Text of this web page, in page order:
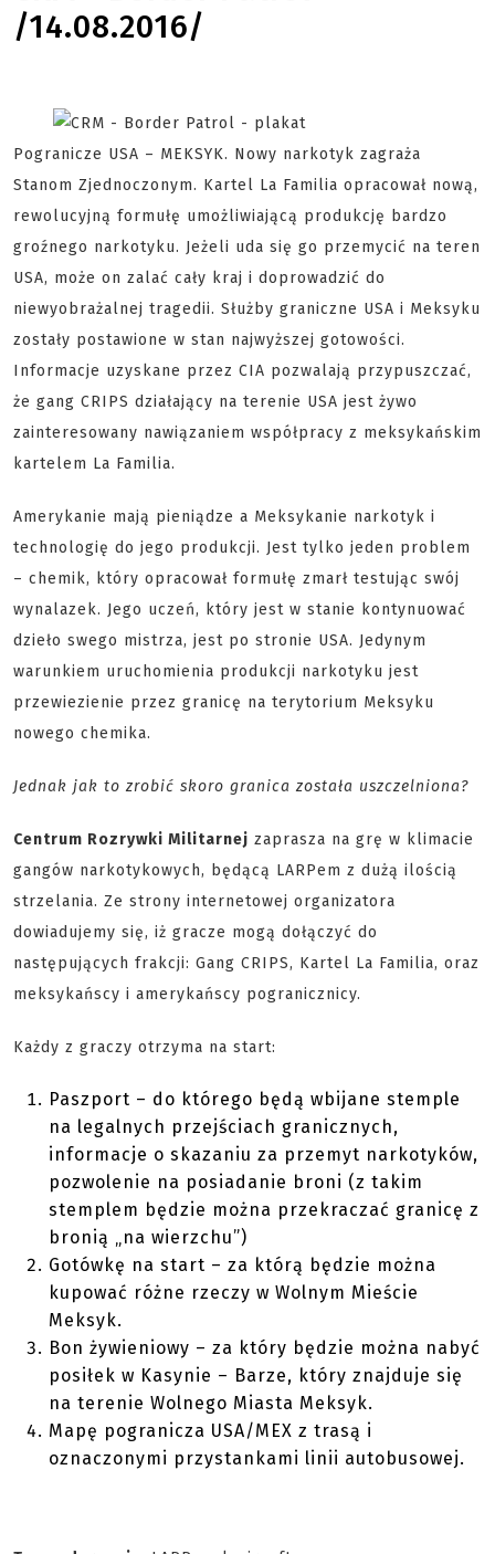
/14.08.2016/
Pogranicze USA – MEKSYK. Nowy narkotyk zagraża
Stanom Zjednoczonym. Kartel La Familia opracował nową,
rewolucyjną formułę umożliwiającą produkcję bardzo
groźnego narkotyku. Jeżeli uda się go przemycić na teren
USA, może on zalać cały kraj i doprowadzić do
niewyobrażalnej tragedii. Służby graniczne USA i Meksyku
zostały postawione w stan najwyższej gotowości.
Informacje uzyskane przez CIA pozwalają przypuszczać,
że gang CRIPS działający na terenie USA jest żywo
zainteresowany nawiązaniem współpracy z meksykańskim
kartelem La Familia.
Amerykanie mają pieniądze a Meksykanie narkotyk i
technologię do jego produkcji. Jest tylko jeden problem
– chemik, który opracował formułę zmarł testując swój
wynalazek. Jego uczeń, który jest w stanie kontynuować
dzieło swego mistrza, jest po stronie USA. Jedynym
warunkiem uruchomienia produkcji narkotyku jest
przewiezienie przez granicę na terytorium Meksyku
nowego chemika.
Jednak jak to zrobić skoro granica została uszczelniona?
Centrum Rozrywki Militarnej zaprasza na grę w klimacie
gangów narkotykowych, będącą LARPem z dużą ilością
strzelania. Ze strony internetowej organizatora
dowiadujemy się, iż gracze mogą dołączyć do
następujących frakcji: Gang CRIPS, Kartel La Familia, oraz
meksykańscy i amerykańscy pogranicznicy.
Każdy z graczy otrzyma na start:
Paszport – do którego będą wbijane stemple
na legalnych przejściach granicznych,
informacje o skazaniu za przemyt narkotyków,
pozwolenie na posiadanie broni (z takim
stemplem będzie można przekraczać granicę z
bronią „na wierzchu”)
Gotówkę na start – za którą będzie można
kupować różne rzeczy w Wolnym Mieście
Meksyk.
Bon żywieniowy – za który będzie można nabyć
posiłek w Kasynie – Barze, który znajduje się
na terenie Wolnego Miasta Meksyk.
Mapę pogranicza USA/MEX z trasą i
oznaczonymi przystankami linii autobusowej.